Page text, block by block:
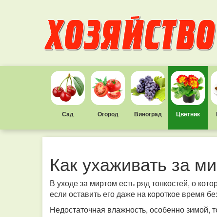
Сад Огород Виноград Цветник
Как ухаживать за
В уходе за миртом есть ряд тонкостей, о
если оставить его даже на короткое время
Недостаточная влажность, особенно зимой,